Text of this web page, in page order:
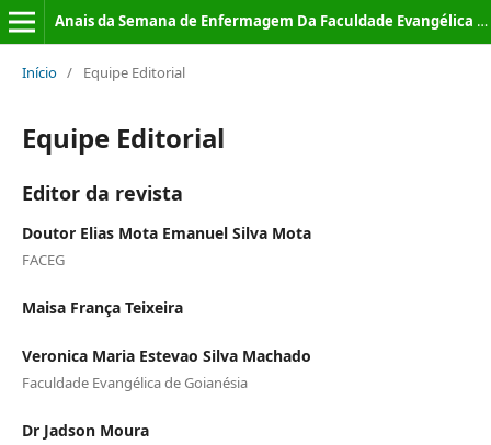
Anais da Semana de Enfermagem Da Faculdade Evangélica de Goianésia
Início / Equipe Editorial
Equipe Editorial
Editor da revista
Doutor Elias Mota Emanuel Silva Mota
FACEG
Maisa França Teixeira
Veronica Maria Estevao Silva Machado
Faculdade Evangélica de Goianésia
Dr Jadson Moura